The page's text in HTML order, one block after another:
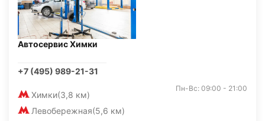
Автосервис Химки
+7 (495) 989-21-31
Химки(3,8 км)
Левобережная(5,6 км)
Пн-Вс: 09:00 - 21:00